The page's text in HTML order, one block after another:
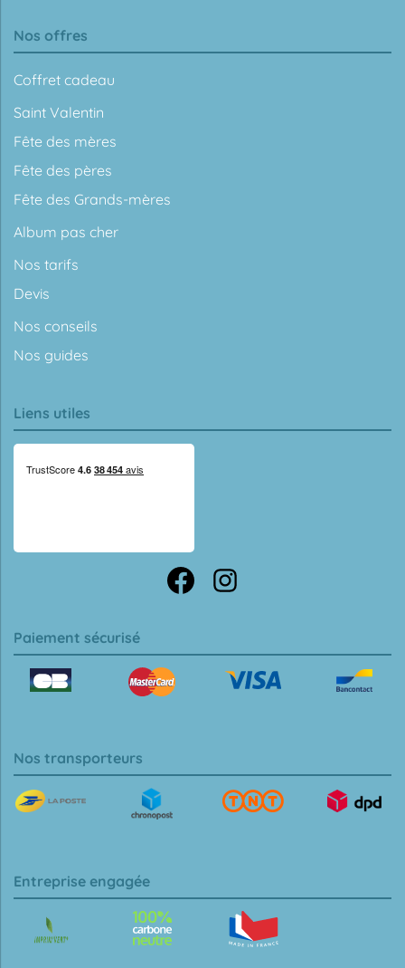
Nos offres
Coffret cadeau
Saint Valentin
Fête des mères
Fête des pères
Fête des Grands-mères
Album pas cher
Nos tarifs
Devis
Nos conseils
Nos guides
Liens utiles
Paiement sécurisé
Nos transporteurs
Entreprise engagée